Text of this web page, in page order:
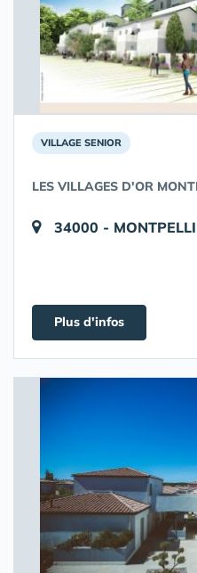
VILLAGE SENIOR
LES VILLAGES D'OR
34000 -
Plus d'infos